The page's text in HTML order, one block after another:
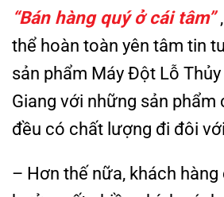
“Bán hàng quý ở cái tâm”
thể hoàn toàn yên tâm tin
sản phẩm Máy Đột Lỗ
Giang với những sản phẩm
đều có chất lượng đi đôi
– Hơn thế nữa, khách